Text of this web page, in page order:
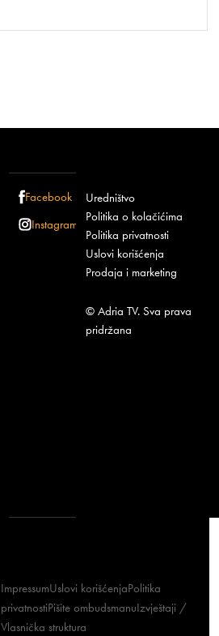
Facebook
Instagram
Uredništvo
Politika o kolačićima
Politika privatnosti
Uslovi korišćenja
Prodaja i marketing
© Adria TV. Sva prava
pridržana
ImpressumUslovi korišćenjaPolitika
privatnostiPišite ombudsmanuIzvještaji /
Vlasnička struktura